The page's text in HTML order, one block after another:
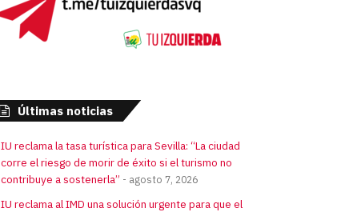
Últimas noticias
IU reclama la tasa turística para Sevilla: “La ciudad
corre el riesgo de morir de éxito si el turismo no
contribuye a sostenerla”
agosto 7, 2026
IU reclama al IMD una solución urgente para que el